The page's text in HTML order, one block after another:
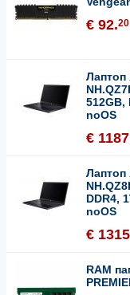
€ 92.20
Лаптоп
512GB,
noOS
€
Лаптоп
DDR4,
noOS
€
RAM